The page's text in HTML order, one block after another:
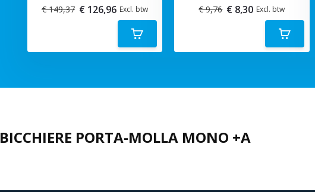
€ 149,37 € 126,96 Excl. btw
€ 9,76 € 8,30 Excl. btw
BICCHIERE PORTA-MOLLA MONO +A